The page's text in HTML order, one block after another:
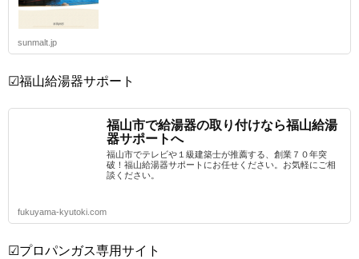
sunmalt.jp
☑福山給湯器サポート
福山市で給湯器の取り付けなら福山給湯
器サポートへ
福山市でテレビや１級建築士が推薦する、創業７０年突
破！福山給湯器サポートにお任せください。お気軽にご相
談ください。
fukuyama-kyutoki.com
☑プロパンガス専用サイト